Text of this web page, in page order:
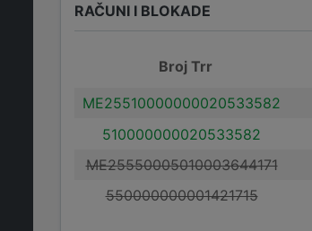
RAČUNI I BLOKADE
Broj Trr
ME25510000000020533582
510000000020533582
ME25550005010003644171
550000000001421715